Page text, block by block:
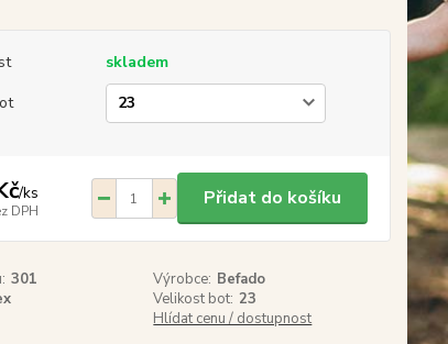
skladem
/ks
DPH
Přidat do košíku
301 Výrobce: Befado
Velikost bot: 23
Hlídat cenu / dostupnost